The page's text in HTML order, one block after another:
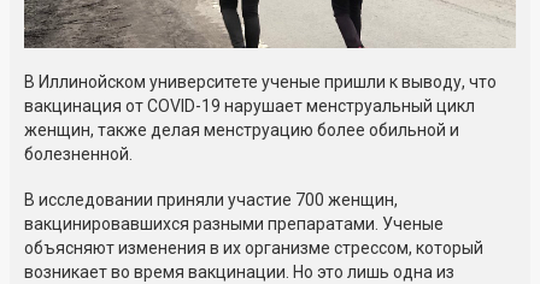
В Иллинойском университете ученые пришли к выводу, что
вакцинация отCOVID-19 нарушает менструальный цикл
женщин, также делая менструацию более обильной и
болезненной.
В исследовании приняли участие 700 женщин,
вакцинировавшихся разными препаратами. Ученые
объясняют изменения в их организме стрессом, который
возникает во время вакцинации. Но это лишь одна из